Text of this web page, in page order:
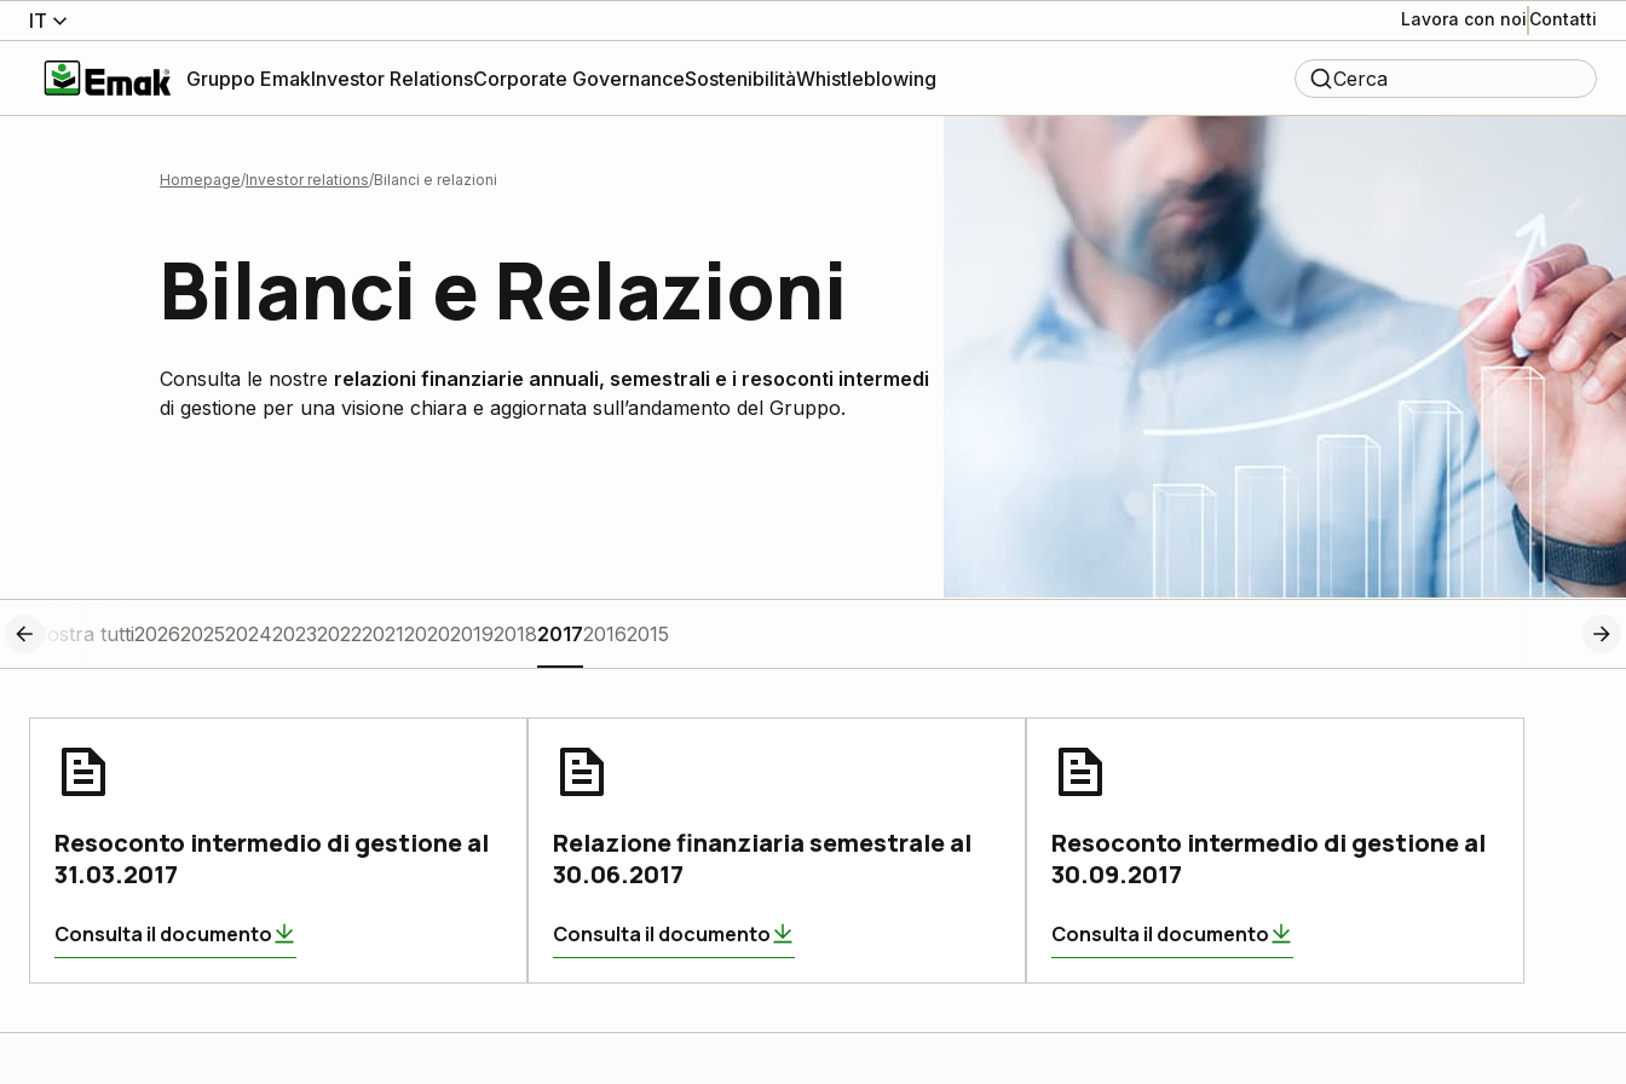
IT Lavora con noi Contatti
Gruppo EmakInvestor RelationsCorporate GovernanceSostenibilitàWhistleblowing Cerca
Homepage Investor relations Bilanci e relazioni
Bilanci e Relazioni
Consulta le nostre relazioni finanziarie annuali, semestrali e i resoconti intermedi
di gestione per una visione chiara e aggiornata sull’andamento del Gruppo.
Mostra tutti202620252024202320222021202020192018201720162015
Resoconto intermedio di gestione al
31.03.2017
Consulta il documento
Relazione finanziaria semestrale al
30.06.2017
Consulta il documento
Resoconto intermedio di gestione al
30.09.2017
Consulta il documento